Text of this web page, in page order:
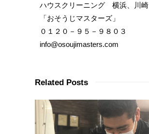
ハウスクリーニング 横浜、川崎
「おそうじマスターズ」
０１２０－９５－９８０３
info@osoujimasters.com
Related Posts